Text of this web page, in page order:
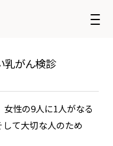
乳がん検診
性の9人に1人がなる
て大切な人のため